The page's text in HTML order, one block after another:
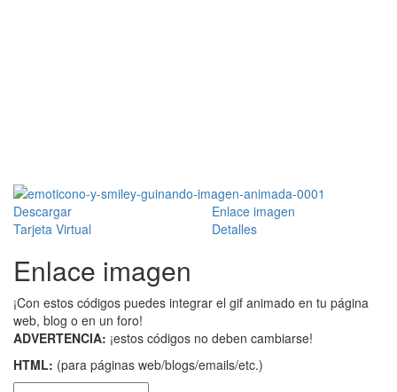
Descargar
Enlace imagen
Tarjeta Virtual
Detalles
Enlace imagen
¡Con estos códigos puedes integrar el gif animado en tu página
web, blog o en un foro!
ADVERTENCIA: ¡estos códigos no deben cambiarse!
HTML: (para páginas web/blogs/emails/etc.)